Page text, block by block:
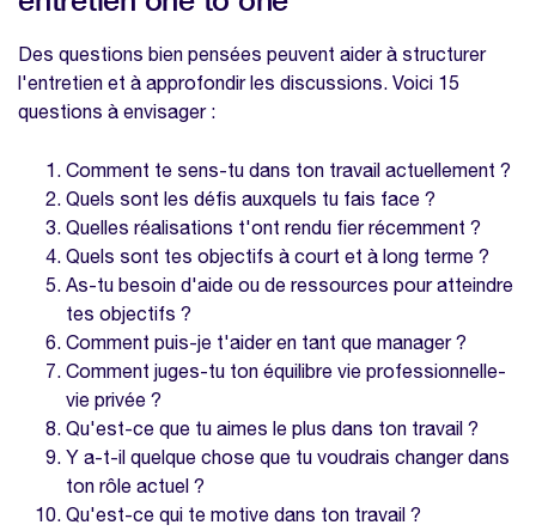
Des questions bien pensées peuvent aider à structurer
l'entretien et à approfondir les discussions. Voici 15
questions à envisager :
Comment te sens-tu dans ton travail actuellement ?
Quels sont les défis auxquels tu fais face ?
Quelles réalisations t'ont rendu fier récemment ?
Quels sont tes objectifs à court et à long terme ?
As-tu besoin d'aide ou de ressources pour atteindre
tes objectifs ?
Comment puis-je t'aider en tant que manager ?
Comment juges-tu ton équilibre vie professionnelle-
vie privée ?
Qu'est-ce que tu aimes le plus dans ton travail ?
Y a-t-il quelque chose que tu voudrais changer dans
ton rôle actuel ?
Qu'est-ce qui te motive dans ton travail ?